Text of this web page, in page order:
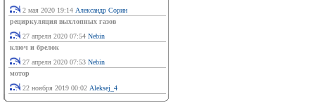
2 мая 2020 19:14 Александр Сорин
рециркуляция выхлопных газов
27 апреля 2020 07:54 Nebin
ключ и брелок
27 апреля 2020 07:53 Nebin
мотор
22 ноября 2019 00:02 Aleksej_4